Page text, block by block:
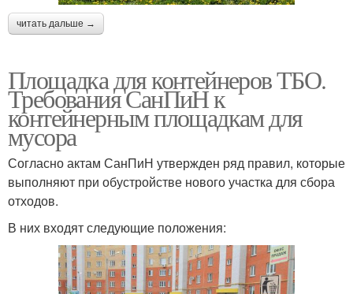
читать дальше →
Площадка для контейнеров ТБО.
Требования СанПиН к
контейнерным площадкам для
мусора
Согласно актам СанПиН утвержден ряд правил, которые
выполняют при обустройстве нового участка для сбора
отходов.
В них входят следующие положения: